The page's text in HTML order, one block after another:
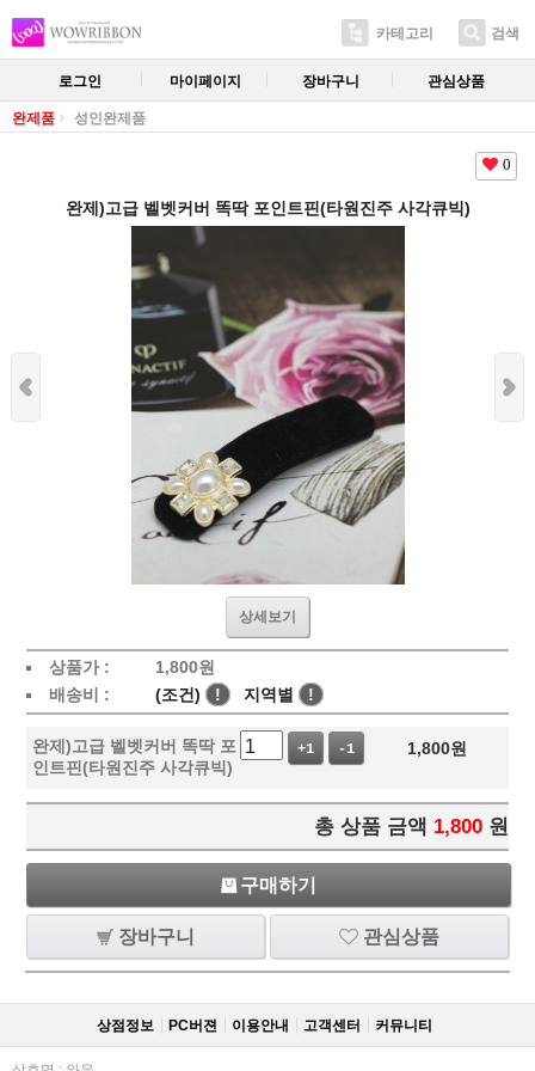
카테고리 검색
로그인 마이페이지 장바구니 관심상품
완제품 성인완제품
0
완제)고급 벨벳커버 똑딱 포인트핀(타원진주 사각큐빅)
상세보기
상품가 : 1,800원
배송비 :
(조건) ! 지역별 !
완제)고급 벨벳커버 똑딱 포
인트핀(타원진주 사각큐빅)
+1 -1 1,800원
총 상품 금액 1,800 원
구매하기
장바구니 관심상품
상점정보 PC버젼 이용안내 고객센터 커뮤니티